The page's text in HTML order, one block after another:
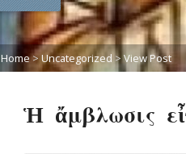
Home>Uncategorized > View Post
Ἡ ἄμβλωσις